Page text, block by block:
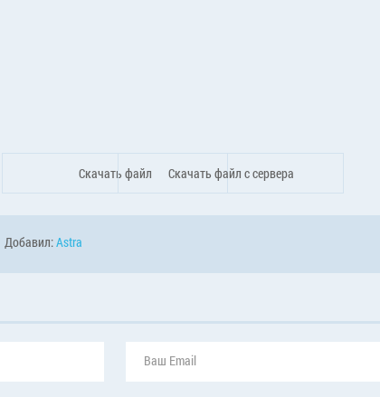
Скачать файл Скачать файл с сервера
Добавил:Astra